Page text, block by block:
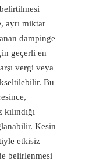
ayrı miktar
dampinge
geçerli en
vergi veya
Bu
Kesin
etkisiz
belirlenmesi